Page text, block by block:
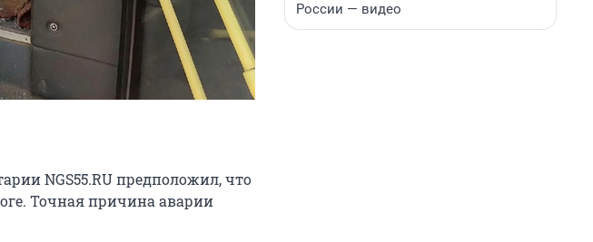
NGS55.RU предположил, что
Точная причина аварии
России — видео